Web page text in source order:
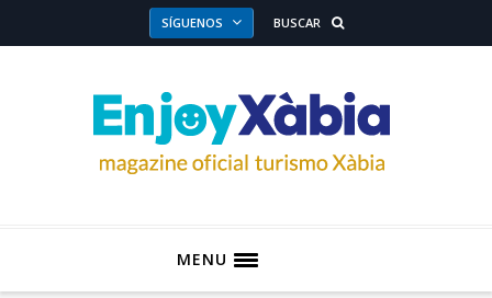
SÍGUENOS BUSCAR
MENU